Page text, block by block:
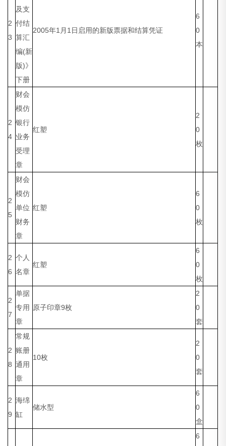
2
3
及支
付结
算汇
编(新
版)》
下册
2005年1月1日启用的新版票据和结算凭证
6
0
本
2
4
财会
模仿
银行
业务
受理
章
红塑
2
0
枚
2
5
财会
模仿
单位
财务
章
红塑
6
0
枚
2
6
个人
名章
红塑
6
0
枚
2
7
单据
专用
章
原子印章9枚
2
0
套
2
8
常规
账册
通用
章
10枚
2
0
套
2
9
海绵
缸
储水型
6
0
盒
6